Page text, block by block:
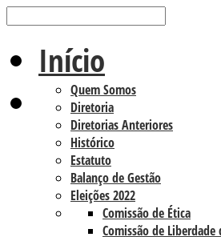
Início
Quem Somos
Diretoria
Diretorias Anteriores
Histórico
Estatuto
Balanço de Gestão
Eleições 2022
Comissão de Ética
Comissão de Liberdade